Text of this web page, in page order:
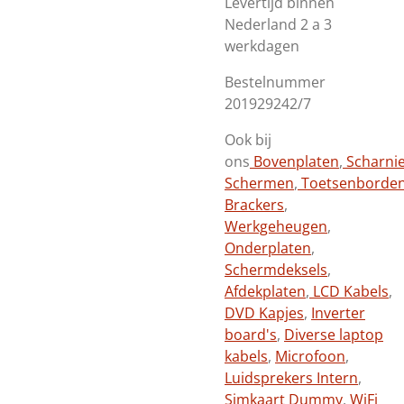
Nederland 2 a 3
werkdagen
Bestelnummer
201929242/7
Ook bij
ons Bovenplaten,
Schermen,
Brackers,
Werkgeheugen,
Onderplaten,
Schermdeksels,
Afdekplaten, LCD Kabels,
DVD Kapjes, Inverter
board's, Diverse laptop
kabels, Microfoon,
Luidsprekers Intern,
Simkaart Dummy, WiFi